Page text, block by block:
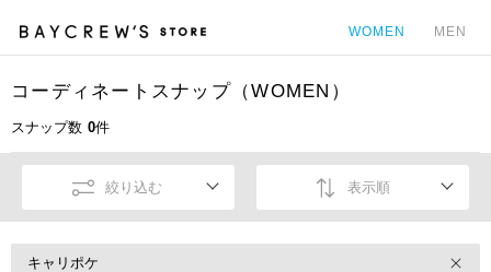
WOMEN MEN
コーディネートスナップ（WOMEN）
スナップ数 0件
絞り込む 表示順
キャリポケ